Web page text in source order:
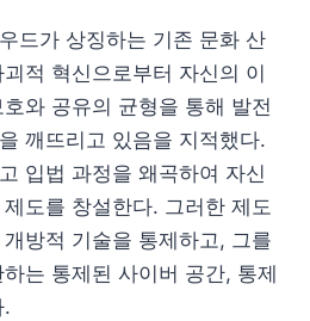
드가 상징하는 기존 문화 산
적 혁신으로부터 자신의 이
와 공유의 균형을 통해 발전
깨뜨리고 있음을 지적했다.
입법 과정을 왜곡하여 자신
도를 창설한다. 그러한 제도
방적 기술을 통제하고, 그를
는 통제된 사이버 공간, 통제
.